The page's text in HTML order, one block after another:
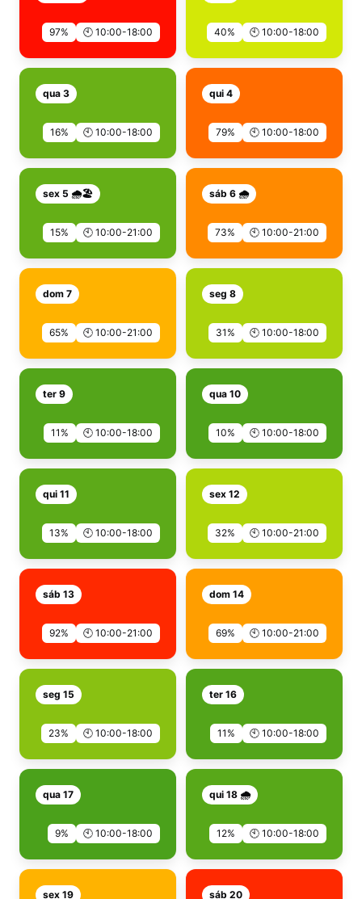
97% 🕙 10:00-18:00 40% 🕙 10:00-18:00
qua 3
16% 🕙 10:00-18:00
qui 4
79% 🕙 10:00-18:00
sex 5 🌧️🏖️
15% 🕙 10:00-21:00
sáb 6 🌧️
73% 🕙 10:00-21:00
dom 7
65% 🕙 10:00-21:00
seg 8
31% 🕙 10:00-18:00
ter 9
11% 🕙 10:00-18:00
qua 10
10% 🕙 10:00-18:00
qui 11
13% 🕙 10:00-18:00
sex 12
32% 🕙 10:00-21:00
sáb 13
92% 🕙 10:00-21:00
dom 14
69% 🕙 10:00-21:00
seg 15
23% 🕙 10:00-18:00
ter 16
11% 🕙 10:00-18:00
qua 17
9% 🕙 10:00-18:00
qui 18 🌧️
12% 🕙 10:00-18:00
sex 19 sáb 20